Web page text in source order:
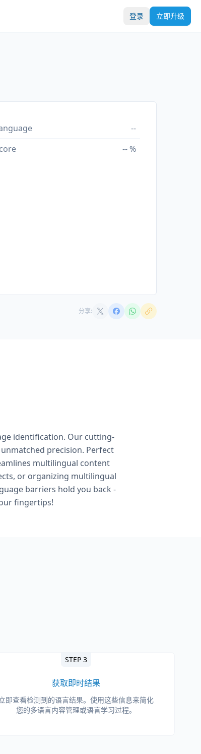
登录 立即升级
--
-- %
分享:
identification. Our cutting-
precision. Perfect
multilingual content
or organizing multilingual
barriers hold you back -
fingertips!
STEP 3
获取即时结果
即查看检测到的语言结果。使用这些信息来简化
您的多语言内容管理或语言学习过程。